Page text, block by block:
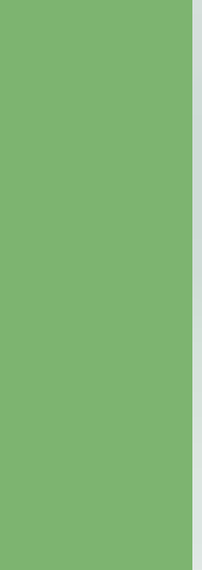
トレ